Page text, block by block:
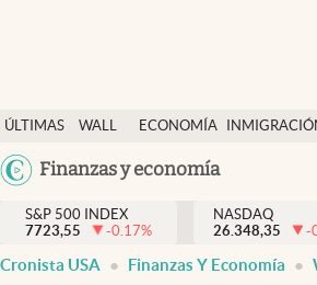
ÚLTIMAS
NOTICIAS
WALL
DÓLAR
ECONOMÍA
Finanzas y economía
Finanzas y economía
Wall Street y dólar
Inmigración
S&P 500 INDEX
7723,55
-0.17%
NASDAQ
26.348,35
-
Cronista USA Finanzas Y Economía